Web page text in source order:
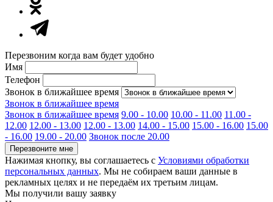
Перезвоним когда вам будет удобно
Имя
Телефон
Звонок в ближайшее время
Звонок в ближайшее время
Звонок в ближайшее время 9.00 - 10.00 10.00 - 11.00 11.00 -
12.00 12.00 - 13.00 12.00 - 13.00 14.00 - 15.00 15.00 - 16.00 15.00
- 16.00 19.00 - 20.00 Звонок после 20.00
Перезвоните мне
Нажимая кнопку, вы соглашаетесь с Условиями обработки
персональных данных. Мы не собираем ваши данные в
рекламных целях и не передаём их третьим лицам.
Мы получили вашу заявку